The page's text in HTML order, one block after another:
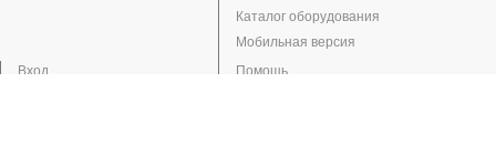
Вход
Каталог оборудования
Мобильная версия
Помощь